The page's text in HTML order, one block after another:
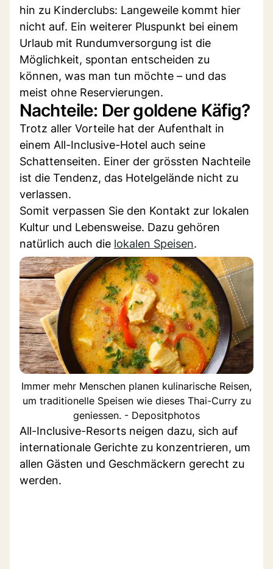
hin zu Kinderclubs: Langeweile kommt hier
nicht auf. Ein weiterer Pluspunkt bei einem
Urlaub mit Rundumversorgung ist die
Möglichkeit, spontan entscheiden zu
können, was man tun möchte – und das
meist ohne Reservierungen.
Nachteile: Der goldene Käfig?
Trotz aller Vorteile hat der Aufenthalt in
einem All-Inclusive-Hotel auch seine
Schattenseiten. Einer der grössten Nachteile
ist die Tendenz, das Hotelgelände nicht zu
verlassen.
Somit verpassen Sie den Kontakt zur lokalen
Kultur und Lebensweise. Dazu gehören
natürlich auch die lokalen Speisen.
Immer mehr Menschen planen kulinarische Reisen,
um traditionelle Speisen wie dieses Thai-Curry zu
geniessen. - Depositphotos
All-Inclusive-Resorts neigen dazu, sich auf
internationale Gerichte zu konzentrieren, um
allen Gästen und Geschmäckern gerecht zu
werden.